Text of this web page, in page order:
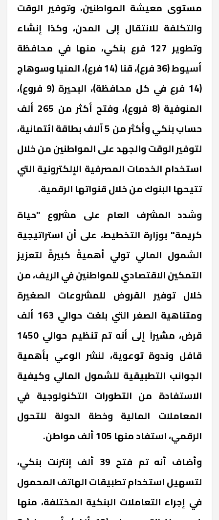
مستوى معيشة المواطنين، وتوفير الوقت
والتكلفة للانتقال إلى المدن، وكذا إنشاء
وتطوير 127 فرع بنكي، منها في محافظة
أسيوط (36 فرع)، قنا (14 فرع)، المنيا وسوهاج
(14 فرع في كل محافظة)، البحيرة (9 فروع)،
المنوفية (8 فروع)، وفتح أكثر من 265 ألف
حساب بنكي وأكثر من 5 آلاف بطاقة ائتمانية،
لتوفير الوقت والجهد على المواطنين من خلال
استخدام الخدمات المصرفية الإلكترونية التي
تتيحها البنوك من خلال قنواتها الرقمية.
وشدد المشرف العام على مشروع "حياة
كريمة" بوزارة التخطيط، على أن استراتيجية
الشمول المالي تولي أهميةً كبيرةً لتعزيز
التمكين الاقتصادي للمواطنين في الريف، من
خلال توفير القروض للمشروعات الصغيرة
ومتناهية الصغر التي بلغت حوالي 163 ألف
قرض، مشيراً إلى أنه تم تنظيم حوالي 1450
قافل وندوة توعوية، لنشر الوعي بأهمية
الجوانب التطبيقية للشمول المالي وكيفية
الاستفادة من التطورات التكنولوجية في
المعاملات المالية وخطة الدولة للتحول
الرقمي، استفاد منها 105 ألف مواطن.
وأضاف أنه تم فتح 39 ألف إنترنت بنكي،
لتسهيل استخدام تطبيقات الهاتف المحمول
في إجراء التعاملات البنكية المختلفة، منها